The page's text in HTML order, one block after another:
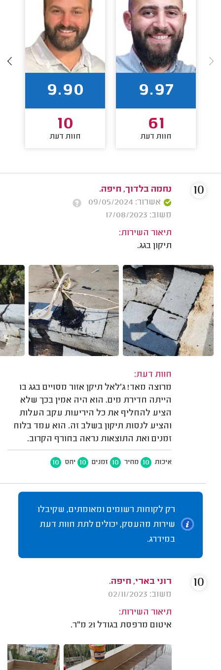
9.97
61
חוות דעת
9.90
10
חוות דעת
נחמה בלדוך, חיפה.
אשרור: 09/05/2024
משוב: 17/08/2023
תיאור השירות:
תיקון בגג.
חוות דעת:
מרוצה מאד! ג'לאל תיקן אזור מסויים בגג בו
הייתה חדירת מים. הוא היה אמין בכך שלא
הציע להחליף את כל היריעות עקב העלות
והציע לנסות תיקון בשלב זה. הוא עמד בלוח
זמנים ואת התוצאות נראה בחורף הקרוב.
איכות 10 מחיר 10 זמנים 10 יחס 10
10
רק לקוחות רשומים ומאומתים, שקיבלו
שירות מהעסק, יכולים לתת חוות דעת
במידרג.
רוני בארי, חיפה.
משוב: 02/11/2023
תיאור השירות:
איטום מרפסת בגודל 21 מ"ר.
10